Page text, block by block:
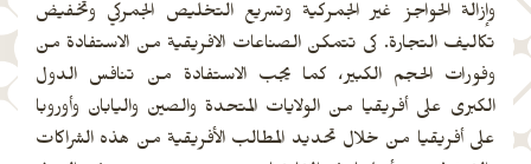
وإزالة الحواجز غير الجمركية وتسريع التخليص الجمركي وتخفيض
تكاليف التجارة. كى تتمكن الصناعات الافريقية من الاستفادة من
وفورات الحجم الكبير، كما يجب الاستفادة من تنافس الدول
الكبرى على أفريقيا من الولايات المتحدة والصين واليابان وأوروبا
على أفريقيا من خلال تحديد المطالب الأفريقية من هذه الشراكات